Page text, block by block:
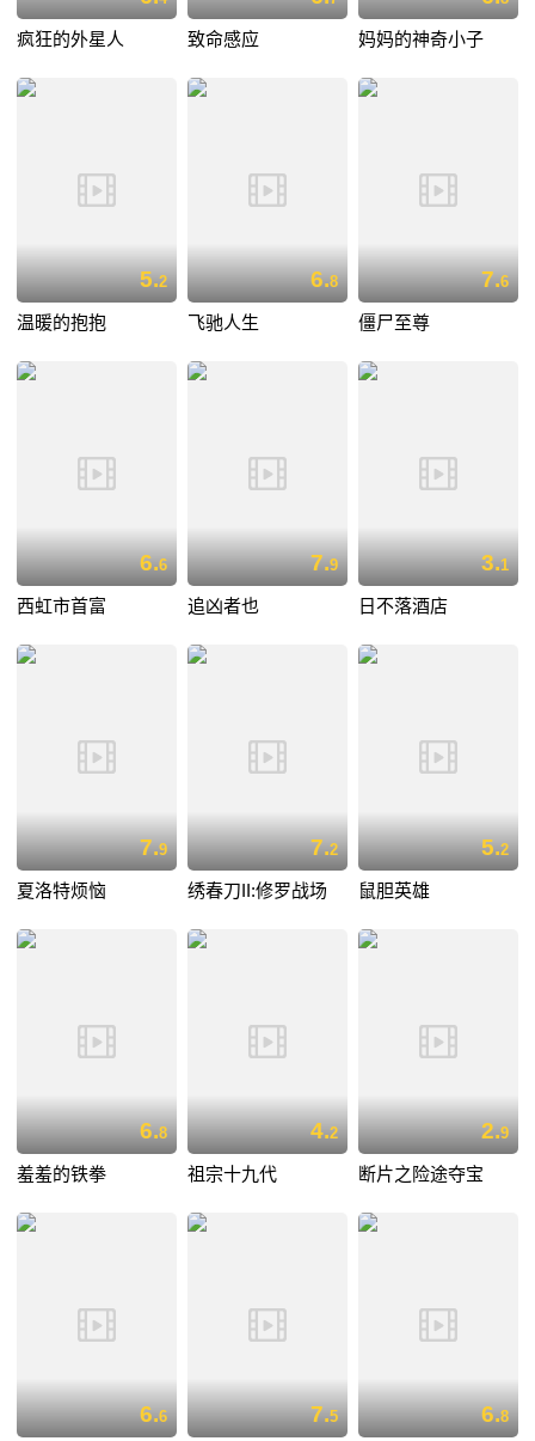
疯狂的外星人 致命感应 妈妈的神奇小子
5.2
温暖的抱抱
6.8
飞驰人生
7.6
僵尸至尊
6.6
西虹市首富
7.9
追凶者也
3.1
日不落酒店
7.9
夏洛特烦恼
7.2
绣春刀II:修罗战场
5.2
鼠胆英雄
6.8
羞羞的铁拳
4.2
祖宗十九代
2.9
断片之险途夺宝
6.6 7.5 6.8